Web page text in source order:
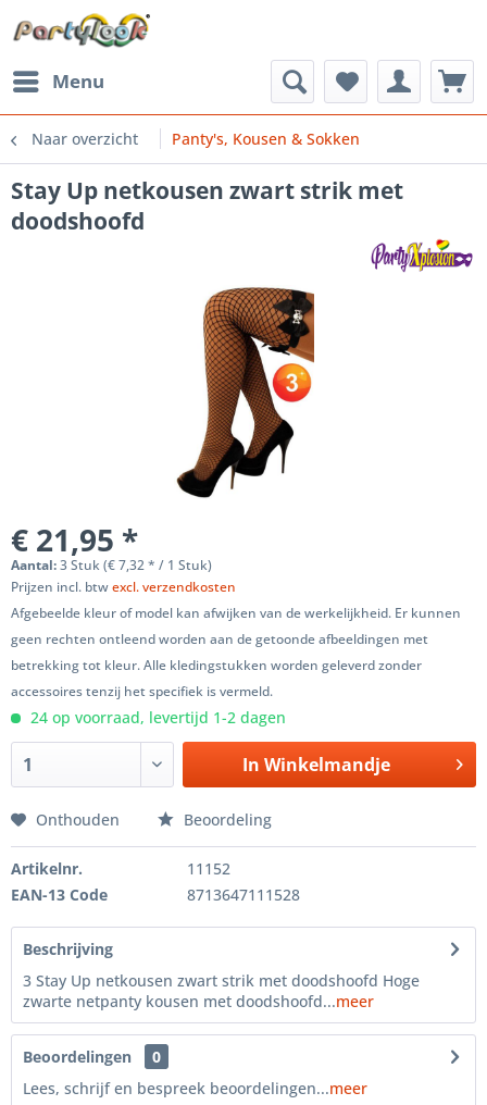
Menu
Naar overzicht Panty's, Kousen & Sokken
Stay Up netkousen zwart strik met
doodshoofd
€ 21,95 *
Aantal:3 Stuk (€ 7,32 * / 1 Stuk)
Prijzen incl. btwexcl. verzendkosten
Afgebeelde kleur of model kan afwijken van de werkelijkheid. Er kunnen
geen rechten ontleend worden aan de getoonde afbeeldingen met
betrekking tot kleur. Alle kledingstukken worden geleverd zonder
accessoires tenzij het specifiek is vermeld.
24 op voorraad, levertijd 1-2 dagen
In Winkelmandje
Onthouden Beoordeling
Artikelnr.
11152
EAN-13 Code
8713647111528
Beschrijving
3 Stay Up netkousen zwart strik met doodshoofd Hoge
zwarte netpanty kousen met doodshoofd...meer
Beoordelingen
0
Lees, schrijf en bespreek beoordelingen...meer